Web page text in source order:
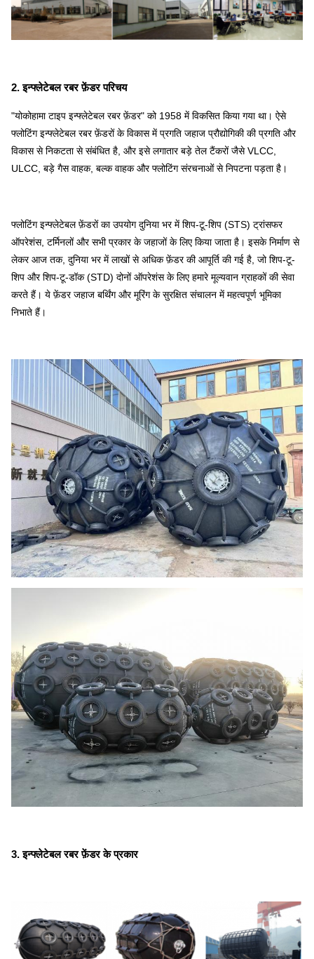
2. इन्फ्लेटेबल रबर फ़ेंडर परिचय
"योकोहामा टाइप इन्फ्लेटेबल रबर फ़ेंडर" को 1958 में विकसित किया गया था। ऐसे
फ्लोटिंग इन्फ्लेटेबल रबर फ़ेंडरों के विकास में प्रगति जहाज प्रौद्योगिकी की प्रगति और
विकास से निकटता से संबंधित है, और इसे लगातार बड़े तेल टैंकरों जैसे VLCC,
ULCC, बड़े गैस वाहक, बल्क वाहक और फ्लोटिंग संरचनाओं से निपटना पड़ता है।
फ्लोटिंग इन्फ्लेटेबल फ़ेंडरों का उपयोग दुनिया भर में शिप-टू-शिप (STS) ट्रांसफर
ऑपरेशंस, टर्मिनलों और सभी प्रकार के जहाजों के लिए किया जाता है। इसके निर्माण से
लेकर आज तक, दुनिया भर में लाखों से अधिक फ़ेंडर की आपूर्ति की गई है, जो शिप-टू-
शिप और शिप-टू-डॉक (STD) दोनों ऑपरेशंस के लिए हमारे मूल्यवान ग्राहकों की सेवा
करते हैं। ये फ़ेंडर जहाज बर्थिंग और मूरिंग के सुरक्षित संचालन में महत्वपूर्ण भूमिका
निभाते हैं।
3. इन्फ्लेटेबल रबर फ़ेंडर के प्रकार